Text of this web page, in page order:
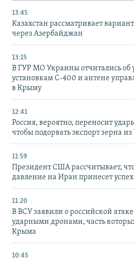
13:45
Казахстан рассматривает
через Азербайджан
13:15
В ГУР МО Украины отчитались об
установкам С-400 и антене
в Крыму
12:41
Россия, вероятно, переносит
чтобы подорвать экспорт зерна
11:59
Президент США рассчитывает,
давление на Иран принесет успех
11:20
В ВСУ заявили о российской
ударными дронами, часть
Крыма
10:45